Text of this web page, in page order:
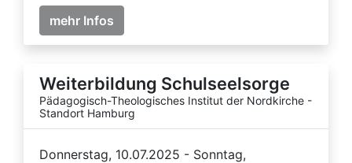
mehr Infos
Weiterbildung Schulseelsorge
Pädagogisch-Theologisches Institut der Nordkirche -
Standort Hamburg
Donnerstag, 10.07.2025 - Sonntag,